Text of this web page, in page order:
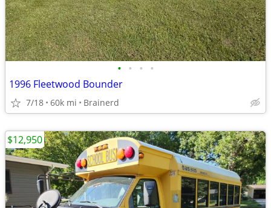
• • • •
1996 Fleetwood Bounder
7/18 60k mi Brainerd
$12,950